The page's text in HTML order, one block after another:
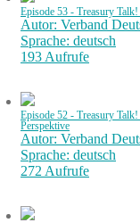
Episode 53 - Treasury
Autor: Verband
Sprache: deutsch
193 Aufrufe
Episode 52 - Treasury
Perspektive
Autor: Verband
Sprache: deutsch
272 Aufrufe